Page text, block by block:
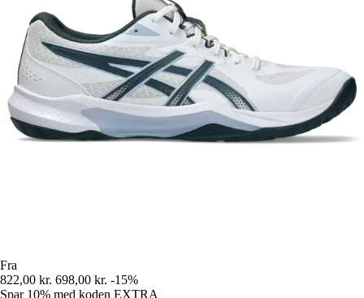
Fra
822,00 kr. 698,00 kr. -15%
Spar 10% med koden EXTRA